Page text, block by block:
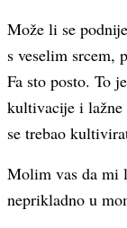
Može li se
s veselim srcem,
Fa sto posto. To
kultivacije i
se trebao
Molim vas da mi
neprikladno u